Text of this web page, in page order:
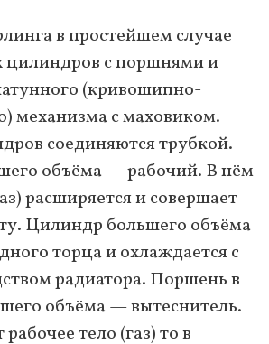
в простейшем случае
цилиндров с поршнями и
(кривошипно-
механизма с маховиком.
соединяются трубкой.
объёма — рабочий. В нём
расширяется и совершает
Цилиндр большего объёма
торца и охлаждается с
радиатора. Поршень в
объёма — вытеснитель.
тело (газ) то в